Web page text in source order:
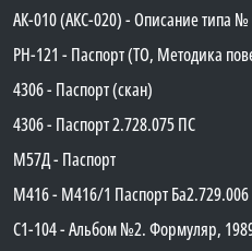
АК-010 (АКС-020) - Описание типа
PH-121 - Паспорт (ТО, Методика
4306 - Паспорт (скан)
4306 - Паспорт 2.728.075 ПС
М57Д - Паспорт
М416 - М416/1 Паспорт
C1-104 - Альбом №2. Формуляр,